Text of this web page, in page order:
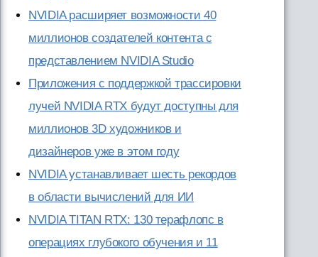
NVIDIA расширяет возможности 40
миллионов создателей контента с
представлением NVIDIA Studio
Приложения с поддержкой трассировки
лучей NVIDIA RTX будут доступны для
миллионов 3D художников и
дизайнеров уже в этом году
NVIDIA устанавливает шесть рекордов
в области вычислений для ИИ
NVIDIA TITAN RTX: 130 терафлопс в
операциях глубокого обучения и 11